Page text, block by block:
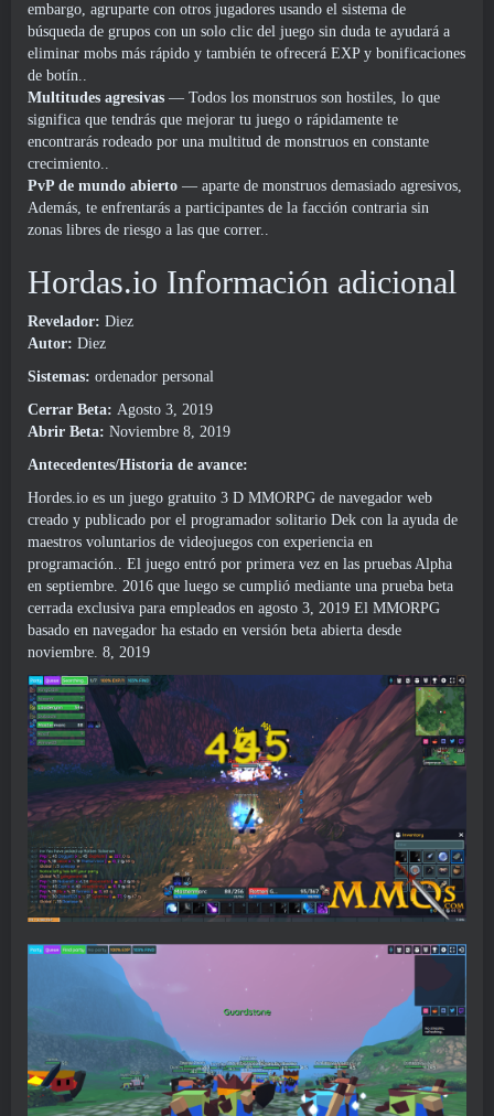
embargo, agruparte con otros jugadores usando el sistema de
búsqueda de grupos con un solo clic del juego sin duda te ayudará a
eliminar mobs más rápido y también te ofrecerá EXP y bonificaciones
de botín..
Multitudes agresivas — Todos los monstruos son hostiles, lo que
significa que tendrás que mejorar tu juego o rápidamente te
encontrarás rodeado por una multitud de monstruos en constante
crecimiento..
PvP de mundo abierto — aparte de monstruos demasiado agresivos,
Además, te enfrentarás a participantes de la facción contraria sin
zonas libres de riesgo a las que correr..
Hordas.io Información adicional
Revelador: Diez
Autor: Diez
Sistemas: ordenador personal
Cerrar Beta: Agosto 3, 2019
Abrir Beta: Noviembre 8, 2019
Antecedentes/Historia de avance:
Hordes.io es un juego gratuito 3 D MMORPG de navegador web
creado y publicado por el programador solitario Dek con la ayuda de
maestros voluntarios de videojuegos con experiencia en
programación.. El juego entró por primera vez en las pruebas Alpha
en septiembre. 2016 que luego se cumplió mediante una prueba beta
cerrada exclusiva para empleados en agosto 3, 2019 El MMORPG
basado en navegador ha estado en versión beta abierta desde
noviembre. 8, 2019